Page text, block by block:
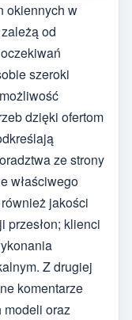
okiennych w
od
szeroki
dzięki ofertom
ze strony
właściwego
jakości
przesłon; klienci
Z drugiej
komentarze
modeli oraz